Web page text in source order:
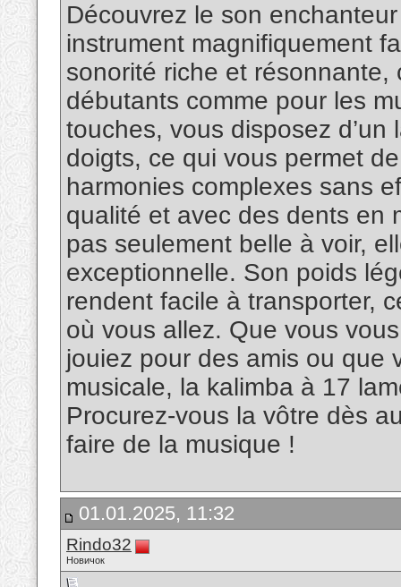
Découvrez le son
instrument magnifiquement
sonorité riche et
débutants comme pour les
touches, vous disposez
doigts, ce qui vous permet
harmonies complexes sans
qualité et avec des dents en
pas seulement belle à voir,
exceptionnelle. Son poids
rendent facile à transporter,
où vous allez. Que vous
jouiez pour des amis ou que
musicale, la kalimba à 17
Procurez-vous la vôtre dès
faire de la musique !
01.01.2025, 11:32
Rindo32
Новичок